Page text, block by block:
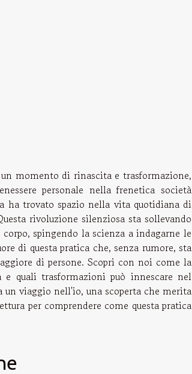
momento di rinascita e trasformazione,
personale nella frenetica società
ha trovato spazio nella vita quotidiana di
rivoluzione silenziosa sta sollevando
spingendo la scienza a indagarne le
di questa pratica che, senza rumore, sta
di persone. Scopri con noi come la
e quali trasformazioni può innescare nel
viaggio nell'io, una scoperta che merita
per comprendere come questa pratica